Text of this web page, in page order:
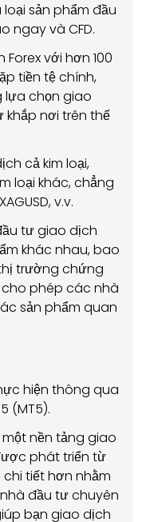
sản phẩm đầu
ngay và CFD.
với hơn 100
tiền tệ chính,
lựa chọn giao
nơi trên thế
cả kim loại,
loại khác, chẳng
v.v.
tư giao dịch
khác nhau, bao
trường chứng
cho phép các nhà
sản phẩm quan
hiện thông qua
(MT5).
nền tảng giao
phát triển từ
tiết hơn nhằm
đầu tư chuyên
bạn giao dịch